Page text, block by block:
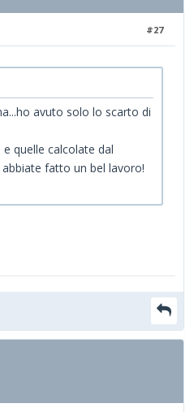
#27
avuto solo lo scarto di
quelle calcolate dal
fatto un bel lavoro!